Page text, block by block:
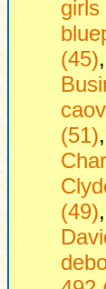
girls
(45),
(51),
(49),